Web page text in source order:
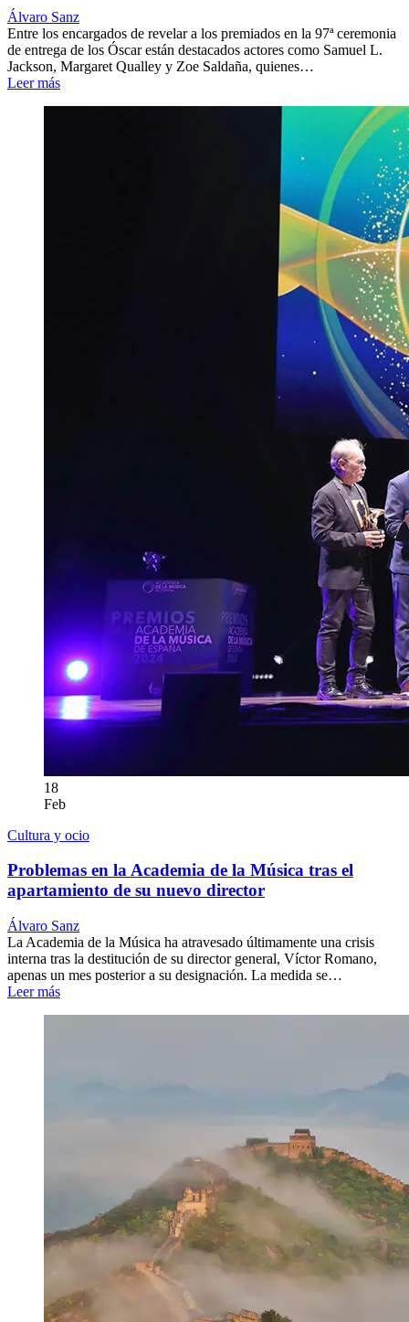
Álvaro Sanz
Entre los encargados de revelar a los premiados en la 97ª ceremonia
de entrega de los Óscar están destacados actores como Samuel L.
Jackson, Margaret Qualley y Zoe Saldaña, quienes…
Leer más
18
Feb
Cultura y ocio
Problemas en la Academia de la Música tras el
apartamiento de su nuevo director
Álvaro Sanz
La Academia de la Música ha atravesado últimamente una crisis
interna tras la destitución de su director general, Víctor Romano,
apenas un mes posterior a su designación. La medida se…
Leer más